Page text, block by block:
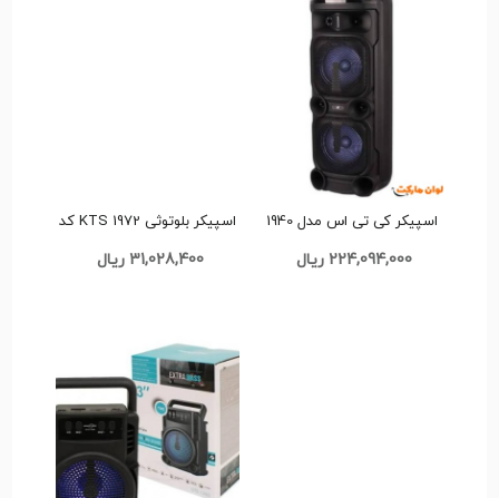
اسپیکر کی تی اس مدل 1940
224,094,000 ریال
اسپیکر بلوتوثی KTS 1972 کد
31,028,400 ریال